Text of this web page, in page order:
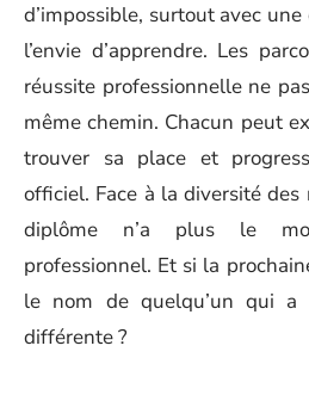
d’impossible, surtout avec
l’envie d’apprendre. Les
réussite professionnelle ne
même chemin. Chacun peut
trouver sa place et
officiel. Face à la diversité des
diplôme n’a plus le
professionnel. Et si la
le nom de quelqu’un qui a
différente ?